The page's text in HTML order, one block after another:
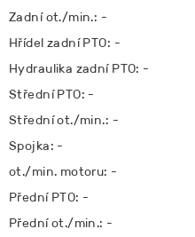
Zadní ot./min.: -
Hřídel zadní PTO: -
Hydraulika zadní PTO: -
Střední PTO: -
Střední ot./min.: -
Spojka: -
ot./min. motoru: -
Přední PTO: -
Přední ot./min.: -